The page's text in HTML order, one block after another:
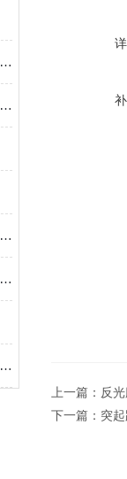
自动路面渗水仪的使用方法，快来学习下吧
沥青弯曲梁流变仪在实际应用中的优势
操作混凝土轨枕静载试验机要注意哪些细节
沥青疲劳试验机的工作原理与应用分析
一文带你学会动态旋转摩擦试验仪的操作步骤
上一篇： 反
下一篇： 突